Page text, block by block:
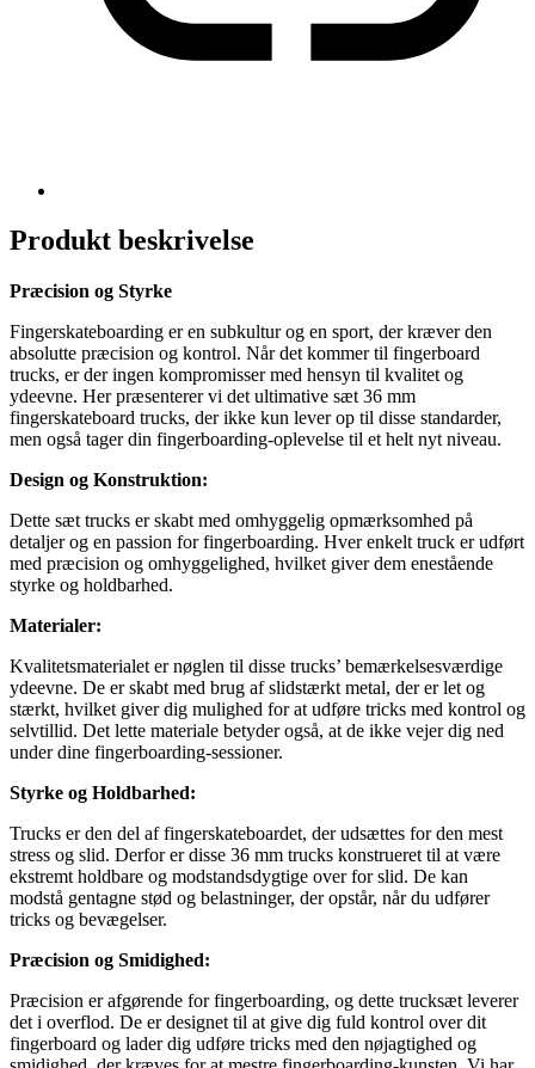
Produkt beskrivelse
Præcision og Styrke
Fingerskateboarding er en subkultur og en sport, der kræver den
absolutte præcision og kontrol. Når det kommer til fingerboard
trucks, er der ingen kompromisser med hensyn til kvalitet og
ydeevne. Her præsenterer vi det ultimative sæt 36 mm
fingerskateboard trucks, der ikke kun lever op til disse standarder,
men også tager din fingerboarding-oplevelse til et helt nyt niveau.
Design og Konstruktion:
Dette sæt trucks er skabt med omhyggelig opmærksomhed på
detaljer og en passion for fingerboarding. Hver enkelt truck er udført
med præcision og omhyggelighed, hvilket giver dem enestående
styrke og holdbarhed.
Materialer:
Kvalitetsmaterialet er nøglen til disse trucks’ bemærkelsesværdige
ydeevne. De er skabt med brug af slidstærkt metal, der er let og
stærkt, hvilket giver dig mulighed for at udføre tricks med kontrol og
selvtillid. Det lette materiale betyder også, at de ikke vejer dig ned
under dine fingerboarding-sessioner.
Styrke og Holdbarhed:
Trucks er den del af fingerskateboardet, der udsættes for den mest
stress og slid. Derfor er disse 36 mm trucks konstrueret til at være
ekstremt holdbare og modstandsdygtige over for slid. De kan
modstå gentagne stød og belastninger, der opstår, når du udfører
tricks og bevægelser.
Præcision og Smidighed:
Præcision er afgørende for fingerboarding, og dette trucksæt leverer
det i overflod. De er designet til at give dig fuld kontrol over dit
fingerboard og lader dig udføre tricks med den nøjagtighed og